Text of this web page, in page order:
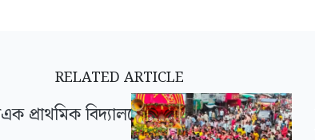
RELATED ARTICLE
প্রাথমিক বিদ্যালয়ে চুরি